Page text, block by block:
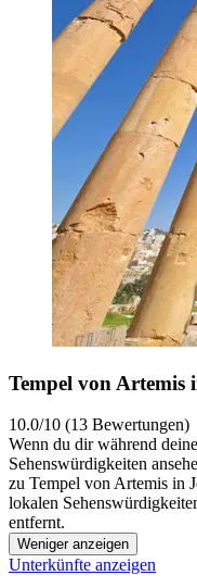
Tempel von Artemis
10.0/10 (13 Bewertungen)
Wenn du dir während
Sehenswürdigkeiten
zu Tempel von Artemis in
lokalen
entfernt.
Weniger anzeigen
Unterkünfte anzeigen